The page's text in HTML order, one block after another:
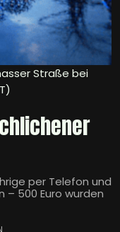
Straße bei
per Telefon und
500 Euro wurden